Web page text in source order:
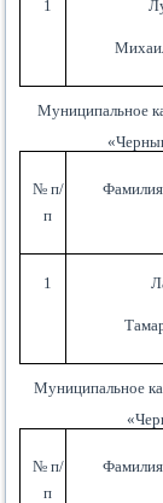
1
Муниципальное
№ п/
п
1
Муниципальное
№ п/
п